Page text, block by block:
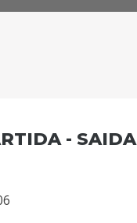
- SAIDA